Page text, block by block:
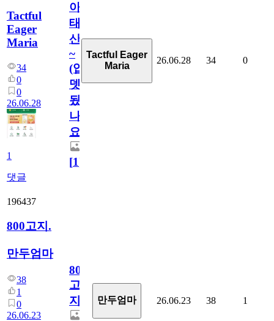
Tactful
Eager
Maria
34
0
0
26.06.28
1
댓글
아
태
산
~
(업
뎃
됬
나
요)
[1]
Tactful Eager
Maria
26.06.28 34 0
196437
800고지.
만두엄마
38
1
0
26.06.23
800
고
지.
만두엄마 26.06.23 38 1